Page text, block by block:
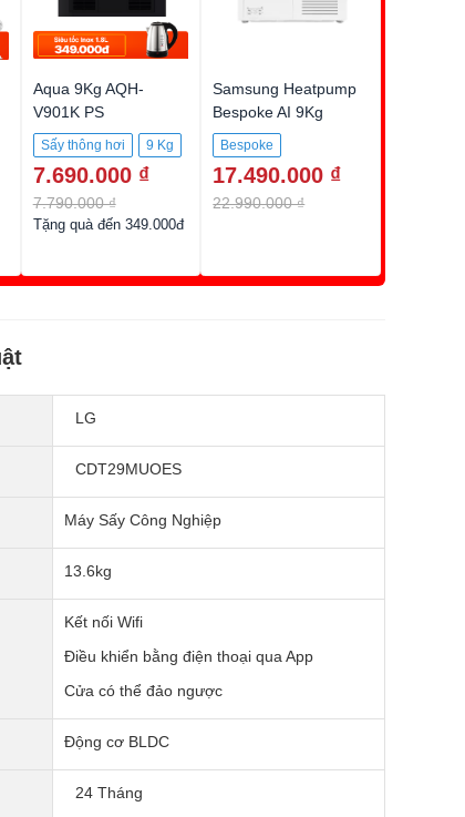
Aqua 9Kg AQH-
V901K PS
Sấy thông hơi 9 Kg
7.690.000 ₫
7.790.000 ₫
Tặng quà đến 349.000đ
Samsung Heatpump
Bespoke AI 9Kg
DV90BB9440GHSV
Bespoke
Sấy bơm nhiệt
9 Kg
17.490.000 ₫
22.990.000 ₫
LG
CDT29MUOES
Máy Sấy Công Nghiệp
13.6kg
Kết nối Wifi
Điều khiển bằng điện thoại qua App
Cửa có thể đảo ngược
Động cơ BLDC
24 Tháng